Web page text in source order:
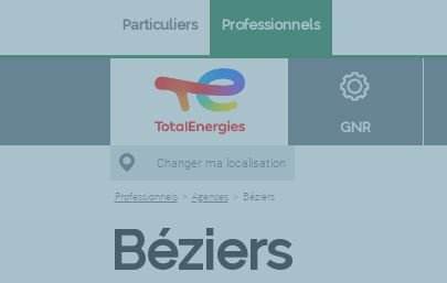
Particuliers Professionnels
GNR
Changer ma localisation
Professionnels > Agences > Béziers
Béziers